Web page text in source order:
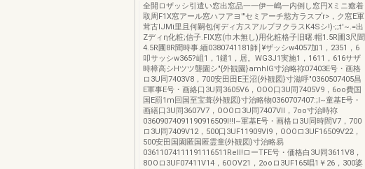
全開ロザッシ引遣い窓出窓品一一伊一嶋一内倒し窓円Xミニ癒着
取周F1X窓アール窓ハフアヨ'"セミアーチ慾方ラスプr>，ク窓E軍
茸古lJMi里且何嗣包何ディ方スアルプヲクラスK4Sシ!)-;;t'~.=出
Zディη化粧;信子.FIX窓(巾木無し)用化粧格子旧曙.帽1.5R圃3尺聞
4.5R圃8R聞時事.緬0380741181師￨¥ザッシw4057加1，2351，6
叩サッシw365?岨1，1鑓1，居。WG3J1実施1，1611，616サザ
時樟高シHツツ聾園シ"{外観園}amhlG寸治略祢07403E号・画格
ロ3U同7403V8，700安田田E王沼(外観図}寸滋呼"0360507405昌
E軍事E号・画絡口3U同3605V6，OOO口3U同7405V9，6oo費国
国E罰1m回国至宝葺{外観図}寸治略物0360707407:;l~童基E号・
画繕口3U同3607V7，OOOロ3U同7407Vll，7oo寸治時祢
03609074091190916509I!!I~軍基E号・画格ロ3U同時間V7，700
ロ3U同7409V12，500口3UF11909VI9，OOOロ3UF16509V22，
500安田国園匿国匿霊童{外観図}寸治略易
03611074111191116511Rell!ローTFE号・価格白3U同3611V8，
8OOロ3UF07411V14，6OOV21，2ooロ3UF165唱1￥26，300婆